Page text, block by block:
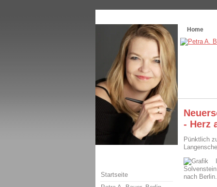
Home
- Herz
Pünktlich
nach
Startseite